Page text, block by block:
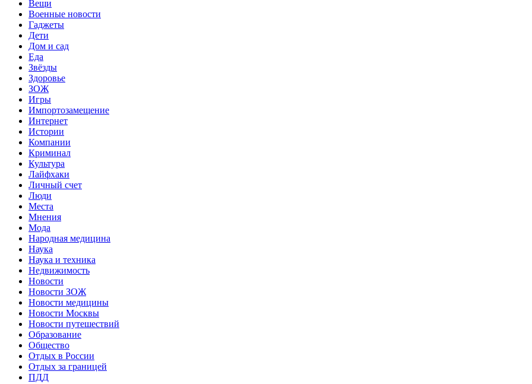
Вещи
Военные новости
Гаджеты
Дети
Дом и сад
Еда
Звёзды
Здоровье
ЗОЖ
Игры
Импортозамещение
Интернет
Истории
Компании
Криминал
Культура
Лайфхаки
Личный счет
Люди
Места
Мнения
Мода
Народная медицина
Наука
Наука и техника
Недвижимость
Новости
Новости ЗОЖ
Новости медицины
Новости Москвы
Новости путешествий
Образование
Общество
Отдых в России
Отдых за границей
ПДД